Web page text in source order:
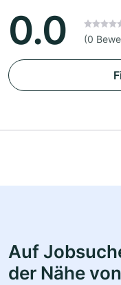
0.0 (0
Auf
der Nähe